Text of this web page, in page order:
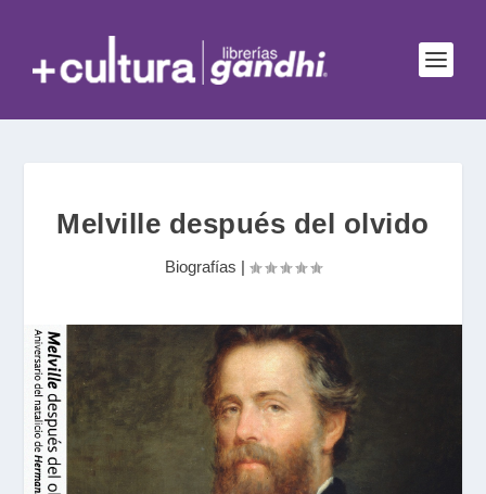
Melville después del olvido
Biografías |